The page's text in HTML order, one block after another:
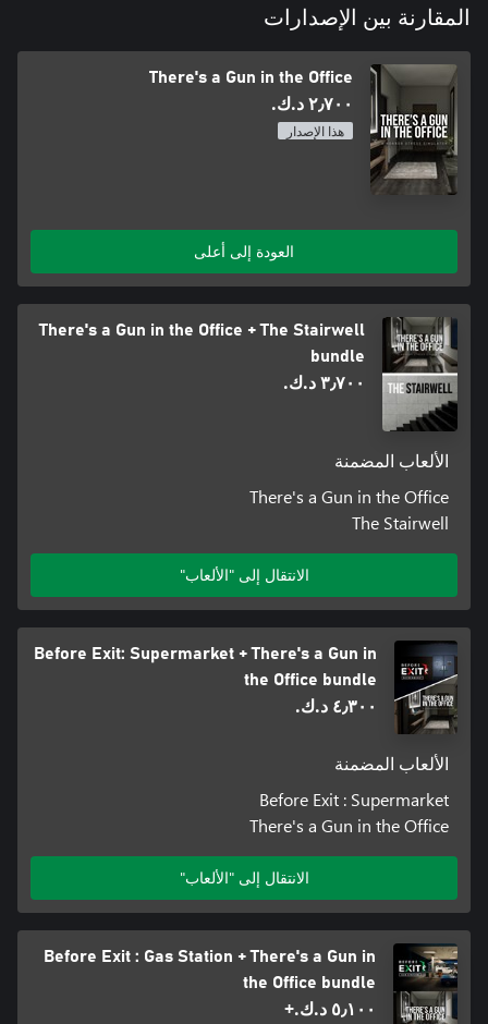
المقارنة بين الإصدارات
There's a Gun in the Office
٢٫٧٠٠ د.ك.‏
هذا الإصدار
العودة إلى أعلى
There's a Gun in the Office + The Stairwell
bundle
٣٫٧٠٠ د.ك.‏
الألعاب المضمنة
There's a Gun in the Office
The Stairwell
الانتقال إلى "الألعاب"
Before Exit: Supermarket + There's a Gun in
the Office bundle
٤٫٣٠٠ د.ك.‏
الألعاب المضمنة
Before Exit : Supermarket
There's a Gun in the Office
الانتقال إلى "الألعاب"
Before Exit : Gas Station + There's a Gun in
the Office bundle
٥٫١٠٠ د.ك.‏+